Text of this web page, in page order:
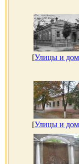
[Улицы и
[Улицы и